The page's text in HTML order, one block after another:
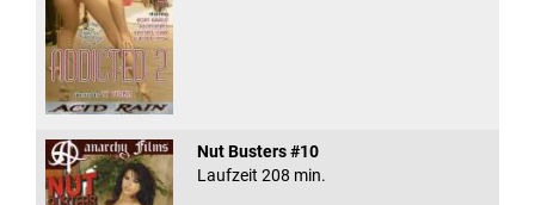
Nut Busters #10
Laufzeit 208 min.